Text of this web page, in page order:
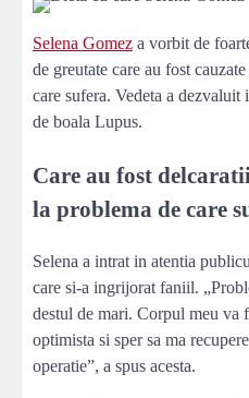
Selena Gomez a vorbit de
de greutate care au fost
care sufera. Vedeta a dezvaluit
de boala Lupus.
Care au fost
la problema de care
Selena a intrat in atentia
care si-a ingrijorat faniil.
destul de mari. Corpul meu va
optimista si sper sa ma
operatie”, a spus acesta.